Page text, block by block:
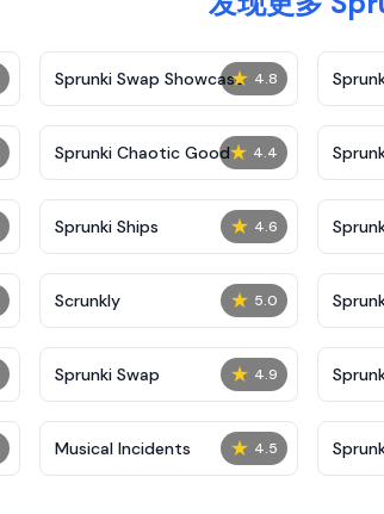
★ 4.8
Sprunki Swap Showcase
★ 4.4
Sprunki Chaotic Good
★ 4.6
Sprunki Ships
★ 5.0
Scrunkly
★ 4.9
Sprunki Swap
★ 4.5
Musical Incidents